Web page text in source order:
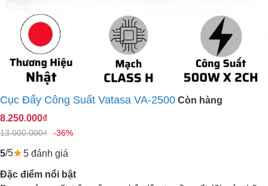
Cục Đẩy Công Suất Vatasa VA-2500 Còn hàng
8.250.000₫
13.000.000₫ -36%
5/5 5 đánh giá
Đặc điểm nổi bật